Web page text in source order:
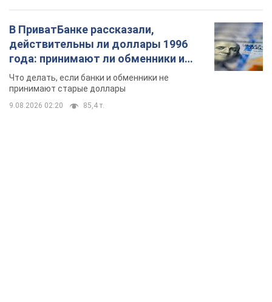
В ПриватБанке рассказали,
действительны ли доллары 1996
года: принимают ли обменники и
банки такие купюры
Что делать, если банки и обменники не
принимают старые доллары
9.08.2026 02:20 85,4 т.